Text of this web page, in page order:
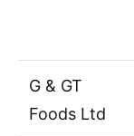
G & GT
Foods Ltd